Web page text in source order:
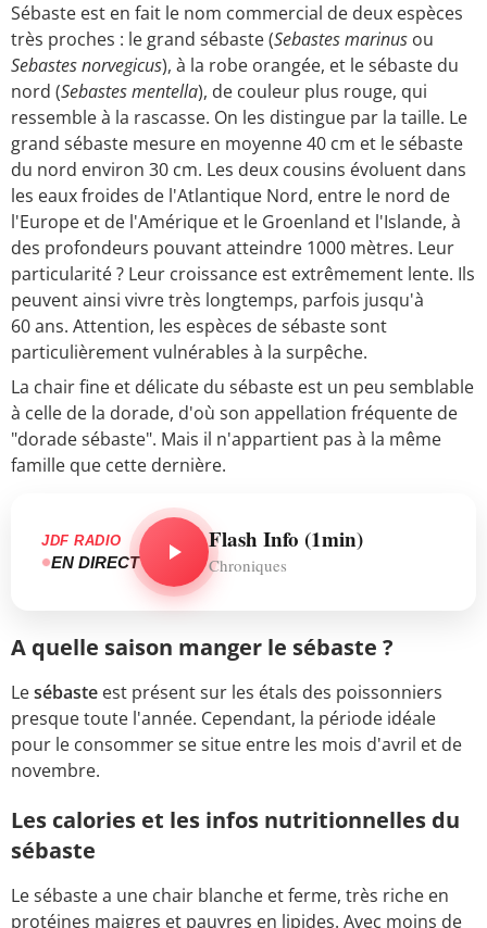
Sébaste est en fait le nom commercial de deux espèces
très proches : le grand sébaste (Sebastes marinus ou
Sebastes norvegicus), à la robe orangée, et le sébaste du
nord (Sebastes mentella), de couleur plus rouge, qui
ressemble à la rascasse. On les distingue par la taille. Le
grand sébaste mesure en moyenne 40 cm et le sébaste
du nord environ 30 cm. Les deux cousins évoluent dans
les eaux froides de l'Atlantique Nord, entre le nord de
l'Europe et de l'Amérique et le Groenland et l'Islande, à
des profondeurs pouvant atteindre 1000 mètres. Leur
particularité ? Leur croissance est extrêmement lente. Ils
peuvent ainsi vivre très longtemps, parfois jusqu'à
60 ans. Attention, les espèces de sébaste sont
particulièrement vulnérables à la surpêche.
La chair fine et délicate du sébaste est un peu semblable
à celle de la dorade, d'où son appellation fréquente de
"dorade sébaste". Mais il n'appartient pas à la même
famille que cette dernière.
JDF RADIO
EN DIRECT
Flash Info (1min)
Chroniques
A quelle saison manger le sébaste ?
Lesébaste est présent sur les étals des poissonniers
presque toute l'année. Cependant, la période idéale
pour le consommer se situe entre les mois d'avril et de
novembre.
Les calories et les infos nutritionnelles du
sébaste
Le sébaste a une chair blanche et ferme, très riche en
protéines maigres et pauvres en lipides. Avec moins de